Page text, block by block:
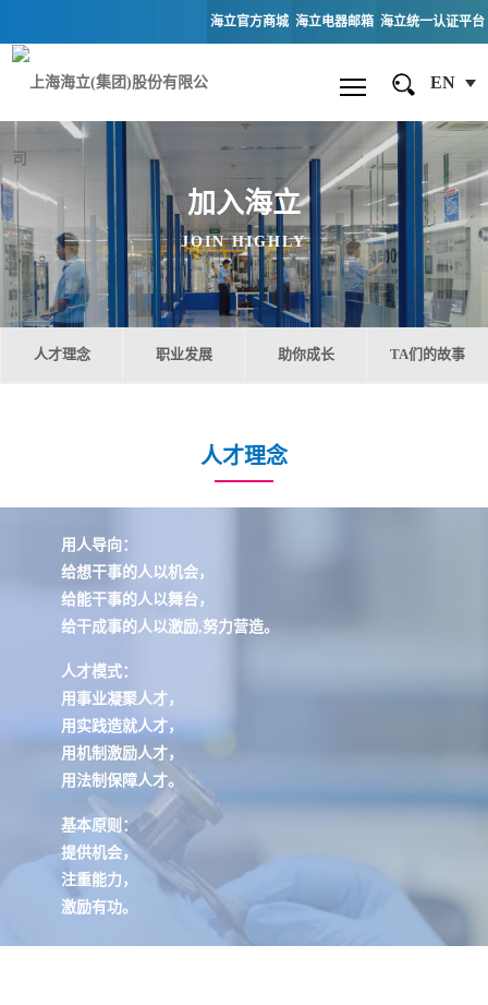
海立官方商城 海立电器邮箱 海立统一认证平台
EN
加入海立
JOIN HIGHLY
人才理念 职业发展 助你成长 TA们的故事
人才理念
用人导向：
给想干事的人以机会，
给能干事的人以舞台，
给干成事的人以激励,努力营造。
人才模式：
用事业凝聚人才，
用实践造就人才，
用机制激励人才，
用法制保障人才。
基本原则：
提供机会，
注重能力，
激励有功。